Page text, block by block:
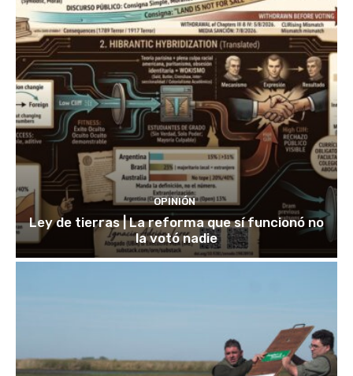
OPINIÓN
Ley de tierras | La reforma que sí funcionó no
la votó nadie